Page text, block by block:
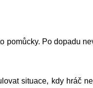
pomůcky. Po dopadu
situace, kdy hráč